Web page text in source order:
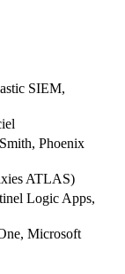
SIEM,
Phoenix
ATLAS)
Logic Apps,
Microsoft